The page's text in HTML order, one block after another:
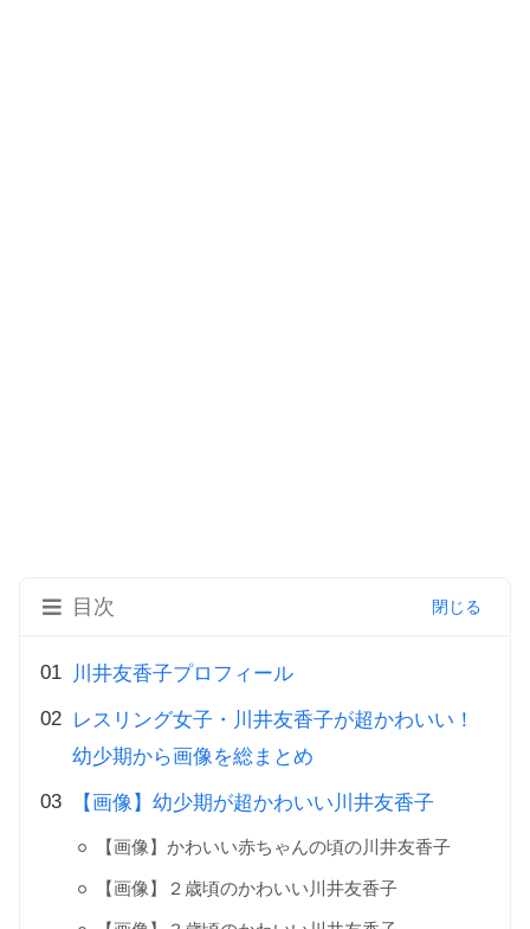
目次
川井友香子プロフィール
レスリング女子・川井友香子が超かわいい！
幼少期から画像を総まとめ
【画像】幼少期が超かわいい川井友香子
【画像】かわいい赤ちゃんの頃の川井友香子
【画像】２歳頃のかわいい川井友香子